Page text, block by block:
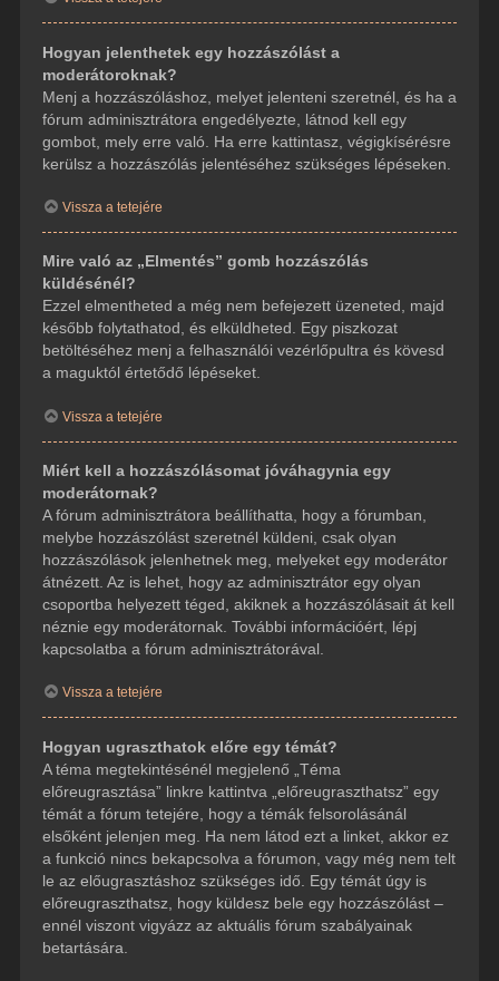
Hogyan jelenthetek egy hozzászólást a
moderátoroknak?
Menj a hozzászóláshoz, melyet jelenteni szeretnél, és ha a
fórum adminisztrátora engedélyezte, látnod kell egy
gombot, mely erre való. Ha erre kattintasz, végigkísérésre
kerülsz a hozzászólás jelentéséhez szükséges lépéseken.
Vissza a tetejére
Mire való az „Elmentés” gomb hozzászólás
küldésénél?
Ezzel elmentheted a még nem befejezett üzeneted, majd
később folytathatod, és elküldheted. Egy piszkozat
betöltéséhez menj a felhasználói vezérlőpultra és kövesd
a maguktól értetődő lépéseket.
Vissza a tetejére
Miért kell a hozzászólásomat jóváhagynia egy
moderátornak?
A fórum adminisztrátora beállíthatta, hogy a fórumban,
melybe hozzászólást szeretnél küldeni, csak olyan
hozzászólások jelenhetnek meg, melyeket egy moderátor
átnézett. Az is lehet, hogy az adminisztrátor egy olyan
csoportba helyezett téged, akiknek a hozzászólásait át kell
néznie egy moderátornak. További információért, lépj
kapcsolatba a fórum adminisztrátorával.
Vissza a tetejére
Hogyan ugraszthatok előre egy témát?
A téma megtekintésénél megjelenő „Téma
előreugrasztása” linkre kattintva „előreugraszthatsz” egy
témát a fórum tetejére, hogy a témák felsorolásánál
elsőként jelenjen meg. Ha nem látod ezt a linket, akkor ez
a funkció nincs bekapcsolva a fórumon, vagy még nem telt
le az előugrasztáshoz szükséges idő. Egy témát úgy is
előreugraszthatsz, hogy küldesz bele egy hozzászólást –
ennél viszont vigyázz az aktuális fórum szabályainak
betartására.